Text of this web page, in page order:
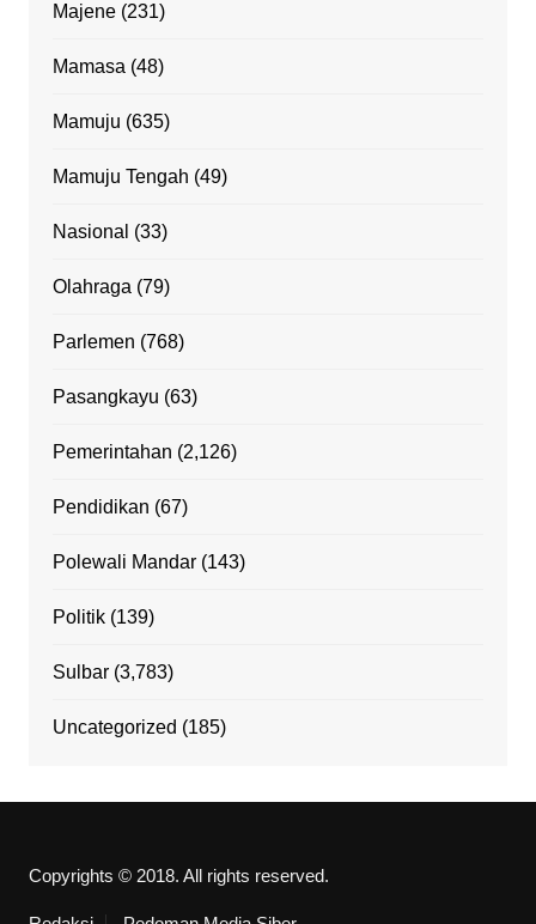
Majene(231)
Mamasa (48)
Mamuju (635)
Mamuju Tengah (49)
Nasional (33)
Olahraga (79)
Parlemen (768)
Pasangkayu (63)
Pemerintahan (2,126)
Pendidikan (67)
Polewali Mandar(143)
Politik(139)
Sulbar(3,783)
Uncategorized (185)
Copyrights © 2018. All rights reserved.